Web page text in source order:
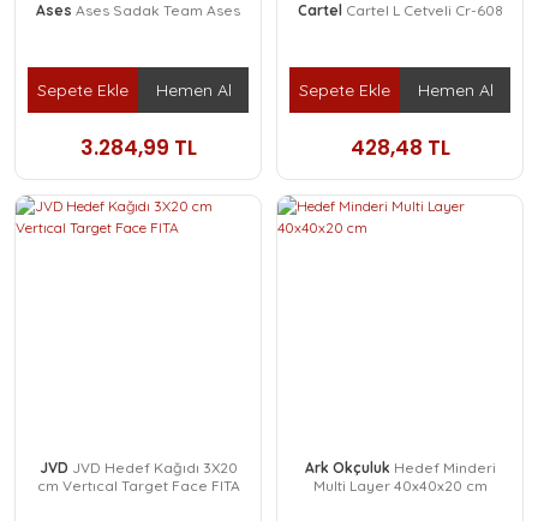
Ases Ases Sadak Team Ases
Sepete Ekle Hemen Al
3.284,99 TL
Cartel Cartel L Cetveli Cr-608
Sepete Ekle Hemen Al
428,48 TL
JVD JVD Hedef Kağıdı 3X20
cm Vertıcal Target Face FITA
Ark Okçuluk Hedef Minderi
Multi Layer 40x40x20 cm